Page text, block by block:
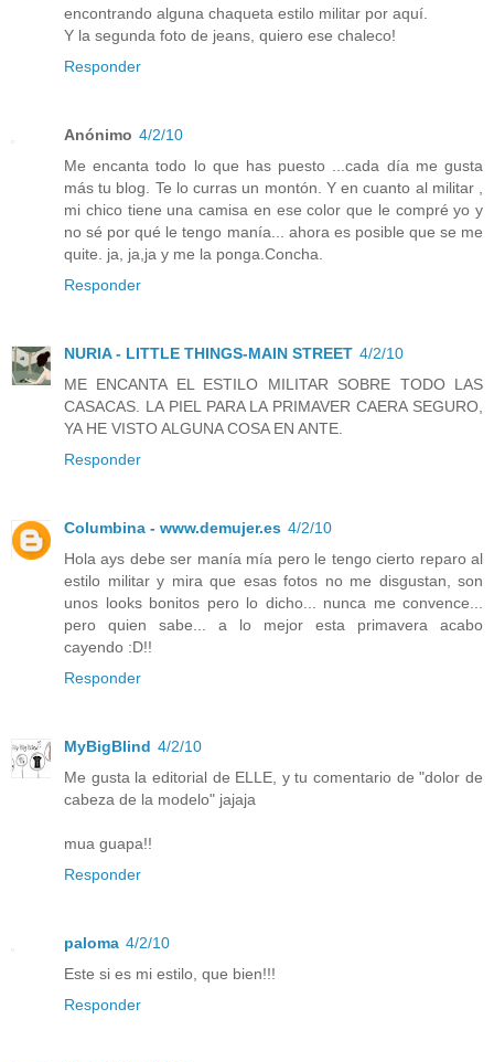
encontrando alguna chaqueta estilo militar por aquí.
Y la segunda foto de jeans, quiero ese chaleco!
Responder
Anónimo 4/2/10
Me encanta todo lo que has puesto ...cada día me gusta
más tu blog. Te lo curras un montón. Y en cuanto al militar ,
mi chico tiene una camisa en ese color que le compré yo y
no sé por qué le tengo manía... ahora es posible que se me
quite. ja, ja,ja y me la ponga.Concha.
Responder
NURIA - LITTLE THINGS-MAIN STREET 4/2/10
ME ENCANTA EL ESTILO MILITAR SOBRE TODO LAS
CASACAS. LA PIEL PARA LA PRIMAVER CAERA SEGURO,
YA HE VISTO ALGUNA COSA EN ANTE.
Responder
Columbina - www.demujer.es 4/2/10
Hola ays debe ser manía mía pero le tengo cierto reparo al
estilo militar y mira que esas fotos no me disgustan, son
unos looks bonitos pero lo dicho... nunca me convence...
pero quien sabe... a lo mejor esta primavera acabo
cayendo :D!!
Responder
MyBigBlind 4/2/10
Me gusta la editorial de ELLE, y tu comentario de "dolor de
cabeza de la modelo" jajaja
mua guapa!!
Responder
paloma 4/2/10
Este si es mi estilo, que bien!!!
Responder